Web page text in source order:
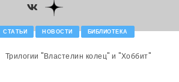
СТАТЬИ НОВОСТИ БИБЛИОТЕКА
Трилогии "Властелин колец" и "Хоббит"